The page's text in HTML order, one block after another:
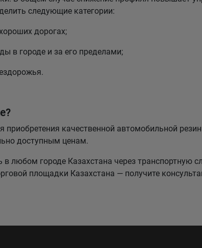
следующие категории:
дорогах;
в городе и за его пределами;
приобретения качественной автомобильной
доступным ценам.
любом городе Казахстана через транспортную
площадки Казахстана — получите